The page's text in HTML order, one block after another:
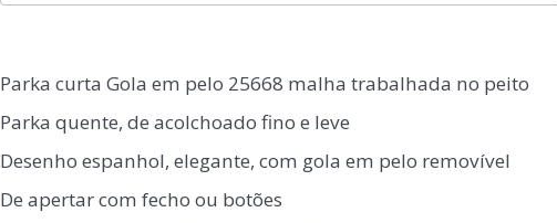
Parka curta Gola em pelo 25668 malha trabalhada no peito
Parka quente, de acolchoado fino e leve
Desenho espanhol, elegante, com gola em pelo removível
De apertar com fecho ou botões